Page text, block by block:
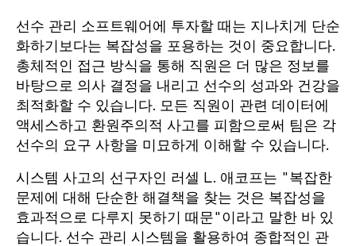
선수 관리 소프트웨어에 투자할 때는 지나치게 단순
화하기보다는 복잡성을 포용하는 것이 중요합니다.
총체적인 접근 방식을 통해 직원은 더 많은 정보를
바탕으로 의사 결정을 내리고 선수의 성과와 건강을
최적화할 수 있습니다. 모든 직원이 관련 데이터에
액세스하고 환원주의적 사고를 피함으로써 팀은 각
선수의 요구 사항을 미묘하게 이해할 수 있습니다.
시스템 사고의 선구자인 러셀 L. 애코프는 "복잡한
문제에 대해 단순한 해결책을 찾는 것은 복잡성을
효과적으로 다루지 못하기 때문"이라고 말한 바 있
습니다. 선수 관리 시스템을 활용하여 종합적인 관